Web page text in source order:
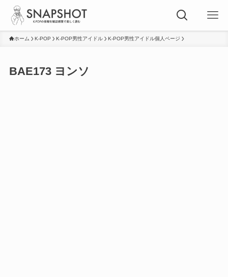
ホーム K-POP K-POP男性アイドル K-POP男性アイドル個人ページ
BAE173 ヨンソ